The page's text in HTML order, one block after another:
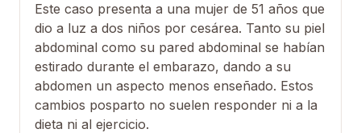
Este caso presenta a una mujer de 51 años que
dio a luz a dos niños por cesárea. Tanto su piel
abdominal como su pared abdominal se habían
estirado durante el embarazo, dando a su
abdomen un aspecto menos enseñado. Estos
cambios posparto no suelen responder ni a la
dieta ni al ejercicio.